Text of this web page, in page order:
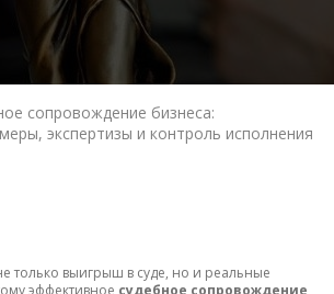
сопровождение бизнеса:
экспертизы и контроль исполнения
только выигрыш в суде, но и реальные